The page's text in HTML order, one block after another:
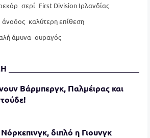
σερί First Division Ιρλανδίας
άνοδος καλύτερη επίθεση
άμυνα ουραγός
Βάρμπεργκ, Παλμέιρας και
διπλό η Γιουνγκ